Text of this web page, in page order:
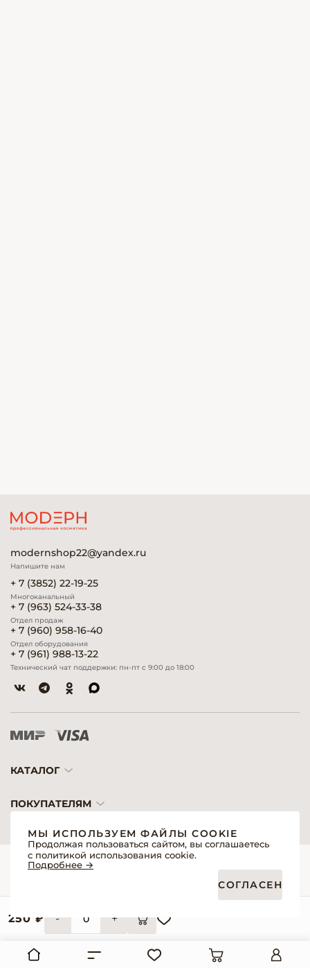
250 ₽ - +
modernshop22@yandex.ru
Напишите нам
+ 7 (3852) 22-19-25
Многоканальный
+ 7 (963) 524-33-38
Отдел продаж
+ 7 (960) 958-16-40
Отдел оборудования
+ 7 (961) 988-13-22
Технический чат поддержки: пн-пт с 9:00 до 18:00
КАТАЛОГ
ПОКУПАТЕЛЯМ
© 2026 «Модерн»— Косметика и оборудование для профессионалов
Публичная оферта интернет-магазина для профессиональных участников
Согласие на обработку персональных данных
Создание сайтов
МЫ ИСПОЛЬЗУЕМ ФАЙЛЫ COOKIE
Продолжая пользоваться сайтом, вы соглашаетесь
с политикой использования cookie.
Подробнее →
СОГЛАСЕН